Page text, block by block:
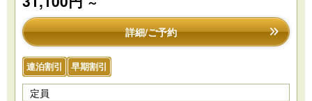
詳細/ご予約
連泊割引 早期割引
定員